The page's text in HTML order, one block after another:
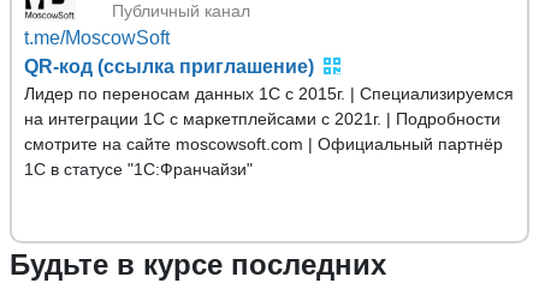
Публичный канал
t.me/MoscowSoft
QR-код (ссылка приглашение)
Лидер по переносам данных 1С с 2015г. | Специализируемся
на интеграции 1С с маркетплейсами с 2021г. | Подробности
смотрите на сайте moscowsoft.com | Официальный партнёр
1С в статусе "1С:Франчайзи"
Будьте в курсе последних